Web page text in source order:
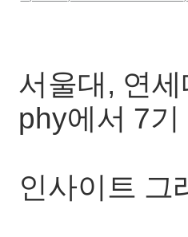
서울대, 연
phy에서 7
인사이트 그